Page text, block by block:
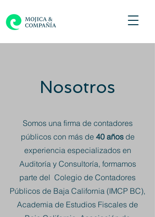
Nosotros
Somos una firma de contadores
públicos con más de 40 añosde
experiencia especializados en
Auditoría y Consultoría, formamos
parte del Colegio de Contadores
Públicos de Baja California (IMCP BC),
Academia de Estudios Fiscales de